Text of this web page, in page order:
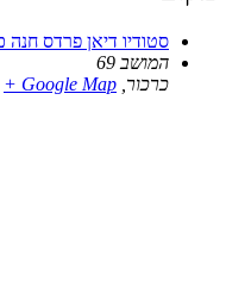
סטודיו דיאן פרדס חנה
המושב 69
כרכור + Google Map